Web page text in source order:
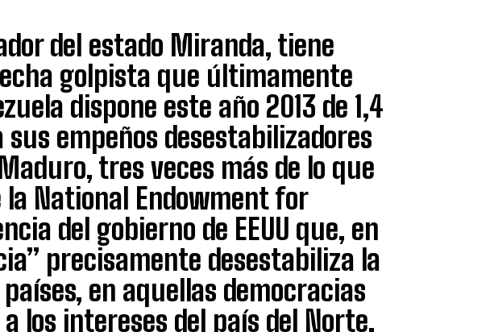
del estado Miranda, tiene
golpista que últimamente
dispone este año 2013 de 1,4
empeños desestabilizadores
tres veces más de lo que
la National Endowment for
del gobierno de EEUU que, en
precisamente desestabiliza la
en aquellas democracias
los intereses del país del Norte.